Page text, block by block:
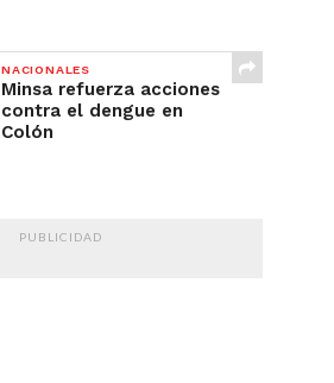
NACIONALES
Minsa refuerza acciones
contra el dengue en
Colón
PUBLICIDAD